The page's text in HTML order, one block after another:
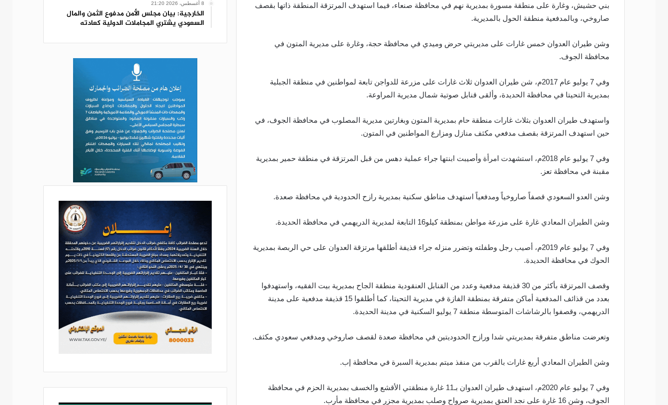
بني حشيش، وغارة على منطقة مسورة بمديرية نهم في محافظة صنعاء، فيما استهدف المرتزقة المنطقة ذاتها بقصف
صاروخي، وبالمدفعية منطقة الحول بالمديرية.
وشن طيران العدوان خمس غارات على مديريتي حرض وميدي في محافظة حجة، وغارة على مديرية المتون في
محافظة الجوف.
وفي 7 يوليو عام 2017م، شن طيران العدوان ثلاث غارات على مزرعة للدواجن تابعة لمواطنين في منطقة الجبلية
بمديرية التحيتا في محافظة الحديدة، وألقى قنابل صوتية شمال مديرية المراوعة.
واستهدف طيران العدوان بثلاث غارات منطقة حام بمديرية المتون وبغارتين مديرية المصلوب في محافظة الجوف، في
حين استهدف المرتزقة بقصف مدفعي مكثف منازل ومزارع المواطنين في المتون.
وفي 7 يوليو عام 2018م، استشهدت امرأة وأصيبت ابنتها جراء عملية دهس من قبل المرتزقة في منطقة حمير بمديرية
مقبنة في محافظة تعز.
وشن العدو السعودي قصفاً صاروخياً ومدفعياً استهدف مناطق سكنية بمديرية رازح الحدودية في محافظة صعدة.
وشن الطيران المعادي غارة على مزرعة مواطن بمنطقة كيلو16 التابعة لمديرية الدريهمي في محافظة الحديدة.
وفي 7 يوليو عام 2019م، أصيب رجل وطفلته وتضرر منزله جراء قذيفة أطلقها مرتزقة العدوان على حي الربصة بمديرية
الحوك في محافظة الحديدة.
وقصف المرتزقة بأكثر من 30 قذيفة مدفعية وعدد من القنابل العنقودية منطقة الجاح بمديرية بيت الفقيه، واستهدفوا
بعدد من قذائف المدفعية أماكن متفرقة بمنطقة الفازة في مديرية التحيتا، كما أطلقوا 15 قذيفة مدفعية على مدينة
الدريهمي، وقصفوا بالرشاشات المتوسطة منطقة 7 يوليو السكنية في مدينة الحديدة.
وتعرضت مناطق متفرقة بمديريتي شدا ورازح الحدوديتين في محافظة صعدة لقصف صاروخي ومدفعي سعودي مكثف.
وشن الطيران المعادي أربع غارات بالقرب من منفذ ميتم بمديرية السبرة في محافظة إب.
وفي 7 يوليو عام 2020م، استهدف طيران العدوان بـ11 غارة منطقتي الأقشع والخسف بمديرية الحزم في محافظة
الجوف، وشن 16 غارة على نجد العتق بمديرية صرواح وصلب بمديرية مجزر في محافظة مأرب.
8 أغسطس، 2026 21:20
الخارجية: بيان مجلس الأمن مدفوع الثمن والمال
السعودي يشتري المجاملات الدولية كعادته